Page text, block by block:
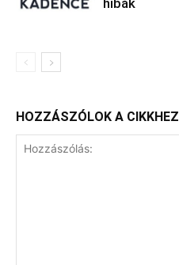
hibák
HOZZÁSZÓLOK A CIKKHEZ